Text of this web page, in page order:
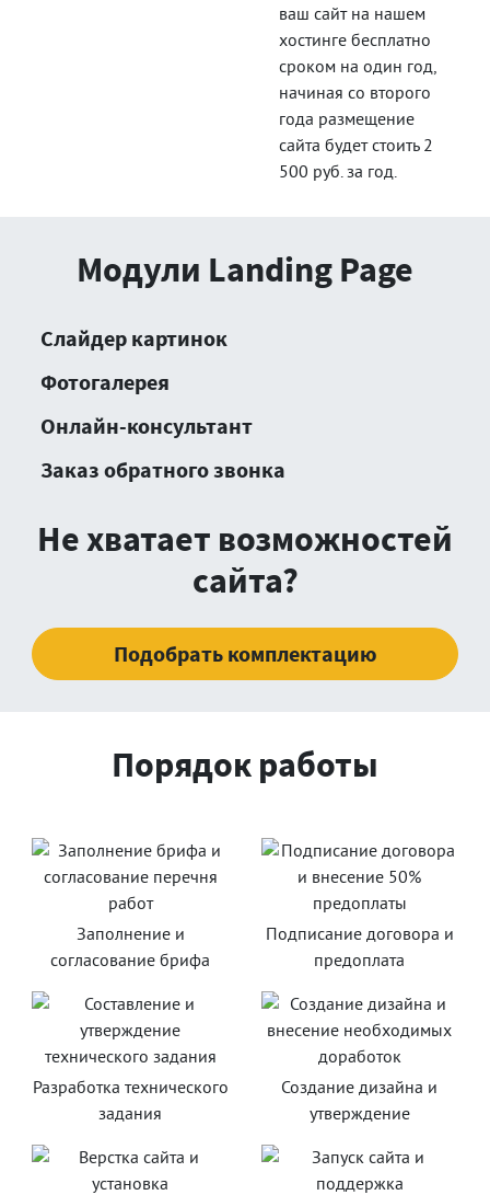
ваш сайт на нашем
хостинге бесплатно
сроком на один год,
начиная со второго
года размещение
сайта будет стоить 2
500 руб. за год.
Модули Landing Page
Слайдер картинок
Фотогалерея
Онлайн-консультант
Заказ обратного звонка
Не хватает возможностей
сайта?
Подобрать комплектацию
Порядок работы
Заполнение и
согласование брифа
Подписание договора и
предоплата
Разработка технического
задания
Создание дизайна и
утверждение